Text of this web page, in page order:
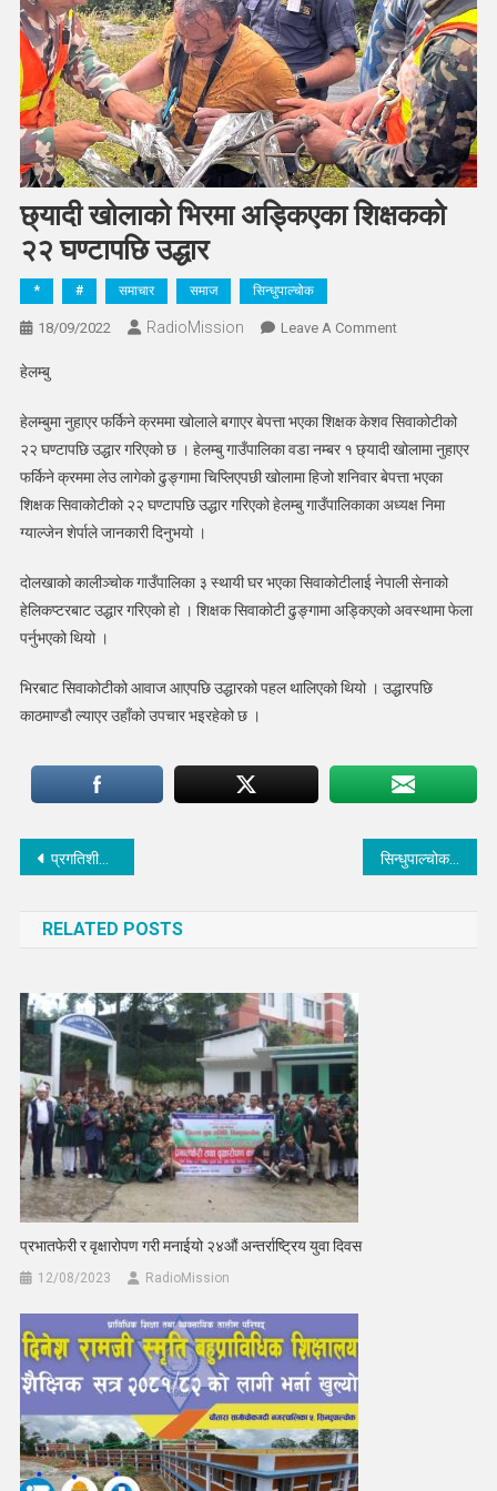
छ्यादी खोलाको भिरमा अड्किएका शिक्षकको
२२ घण्टापछि उद्धार
* # समाचार समाज सिन्धुपाल्चोक
18/09/2022 RadioMission Leave A CommentOn
अड्किएका
शिक्षकको
२२
घण्टापछि
हेलम्बु
हेलम्बुमा नुहाएर फर्किने क्रममा खोलाले बगाएर बेपत्ता भएका शिक्षक केशव सिवाकोटीको
२२ घण्टापछि उद्धार गरिएको छ । हेलम्बु गाउँपालिका वडा नम्बर १ छ्यादी खोलामा नुहाएर
फर्किने क्रममा लेउ लागेको ढुङ्गामा चिप्लिएपछी खोलामा हिजो शनिवार बेपत्ता भएका
शिक्षक सिवाकोटीको २२ घण्टापछि उद्धार गरिएको हेलम्बु गाउँपालिकाका अध्यक्ष निमा
ग्याल्जेन शेर्पाले जानकारी दिनुभयो ।
दोलखाको कालीञ्चोक गाउँपालिका ३ स्थायी घर भएका सिवाकोटीलाई नेपाली सेनाको
हेलिकप्टरबाट उद्धार गरिएको हो । शिक्षक सिवाकोटी ढुङ्गामा अड्किएको अवस्थामा फेला
पर्नुभएको थियो ।
भिरबाट सिवाकोटीको आवाज आएपछि उद्धारको पहल थालिएको थियो । उद्धारपछि
काठमाण्डौ ल्याएर उहाँको उपचार भइरहेको छ ।
Post
प्रगतिशील राष्ट्रिय शिक्षक सङ्गठन सिन्धुपाल्चोकको अध्यक्षमा बस्नेत सिन्धुपाल्चोकमा आत्महत्या गर्नेको संख्या बढ्दो
RELATED POSTS
प्रभातफेरी र वृक्षारोपण गरी मनाईयो २४औं अन्तर्राष्ट्रिय युवा दिवस
12/08/2023 RadioMission